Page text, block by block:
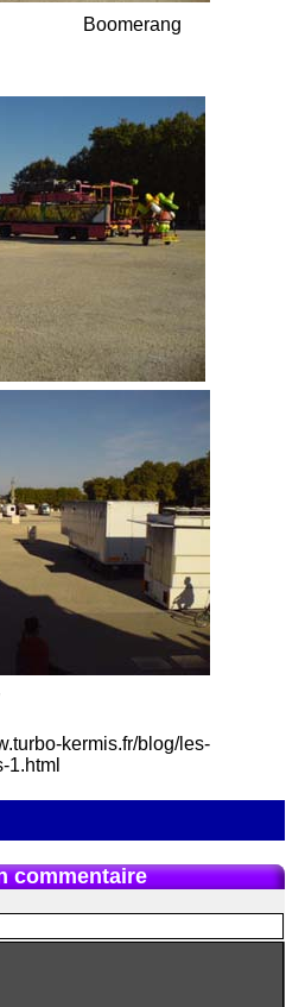
kermis.fr/blog/les-
1.html
commentaire